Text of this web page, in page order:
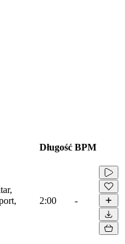
Długość BPM
2:00 -